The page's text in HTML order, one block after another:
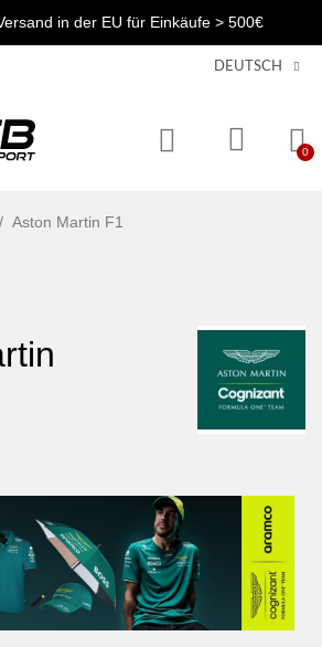
in der EU für Einkäufe > 500€
DEUTSCH
Aston Martin F1